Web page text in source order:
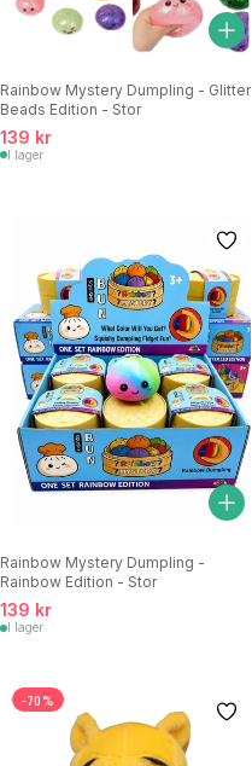
Rainbow Mystery Dumpling - Glitter
Beads Edition - Stor
139 kr
I lager
Rainbow Mystery Dumpling -
Rainbow Edition - Stor
139 kr
I lager
-70%